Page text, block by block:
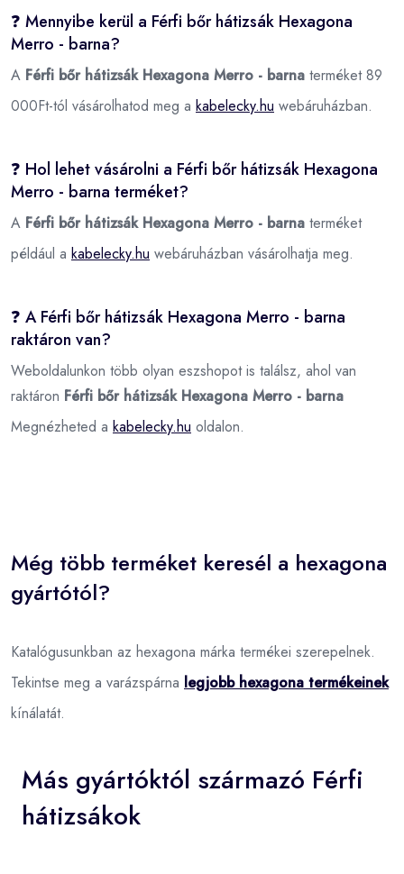
❓ Mennyibe kerül a Férfi bőr hátizsák Hexagona
Merro - barna?
A Férfi bőr hátizsák Hexagona Merro - barna terméket 89
000Ft-tól vásárolhatod meg a kabelecky.hu webáruházban.
❓ Hol lehet vásárolni a Férfi bőr hátizsák Hexagona
Merro - barna terméket?
A Férfi bőr hátizsák Hexagona Merro - barna terméket
például a kabelecky.hu webáruházban vásárolhatja meg.
❓ A Férfi bőr hátizsák Hexagona Merro - barna
raktáron van?
Weboldalunkon több olyan eszshopot is találsz, ahol van
raktáron Férfi bőr hátizsák Hexagona Merro - barna
Megnézheted a kabelecky.hu oldalon.
Még több terméket keresél a hexagona
gyártótól?
Katalógusunkban az hexagona márka termékei szerepelnek.
Tekintse meg a varázspárna legjobb hexagona termékeinek
kínálatát.
Más gyártóktól származó Férfi
hátizsákok